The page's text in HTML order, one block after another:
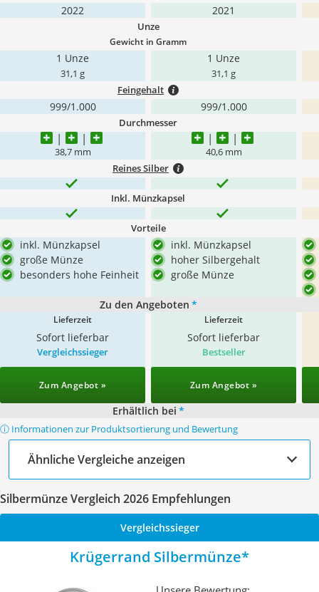
2022 2021
Unze
Gewicht in Gramm
1 Unze
31,1 g
1 Unze
31,1 g
Feingehalt
999/1.000 999/1.000
Durchmesser
38,7 mm 40,6 mm
Reines Silber
Inkl. Münzkapsel
Vorteile
inkl. Münzkapsel
große Münze
besonders hohe Feinheit
inkl. Münzkapsel
hoher Silbergehalt
große Münze
Zu den Angeboten *
Lieferzeit
Sofort lieferbar
Lieferzeit
Sofort lieferbar
Vergleichssieger
Zum Angebot »
Bestseller
Zum Angebot »
Erhältlich bei *
ⓘ Informationen zur Produktsortierung und Bewertung
Ähnliche Vergleiche anzeigen
Silbermünze Vergleich 2026 Empfehlungen
Vergleichssieger
Krügerrand Silbermünze